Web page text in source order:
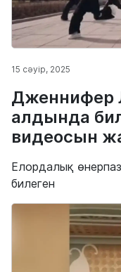
15 сәуір, 2025
Дженнифер
алдында
видеосын
Елордалық
билеген